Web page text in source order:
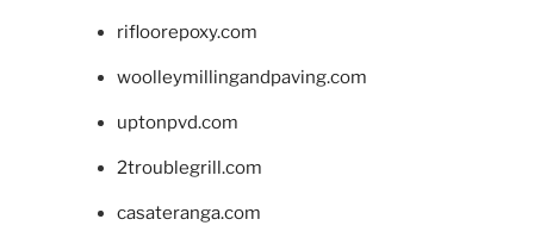
rifloorepoxy.com
woolleymillingandpaving.com
uptonpvd.com
2troublegrill.com
casateranga.com